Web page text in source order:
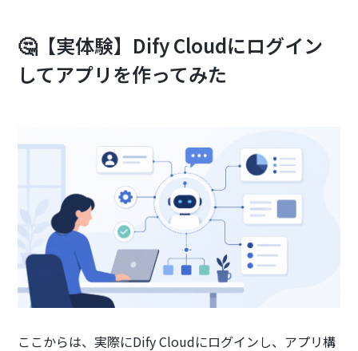
🤔【実体験】Dify Cloudにログイン
してアプリを作ってみた
ここからは、実際にDify Cloudにログインし、アプリ構